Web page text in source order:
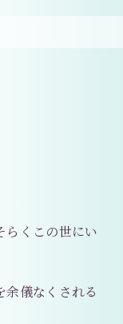
らくこの世にい
余儀なくされる